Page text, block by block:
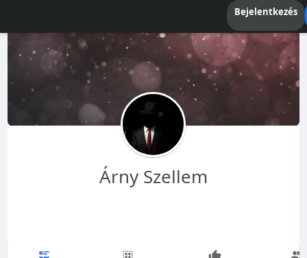
Bejelentkezés
Árny Szellem